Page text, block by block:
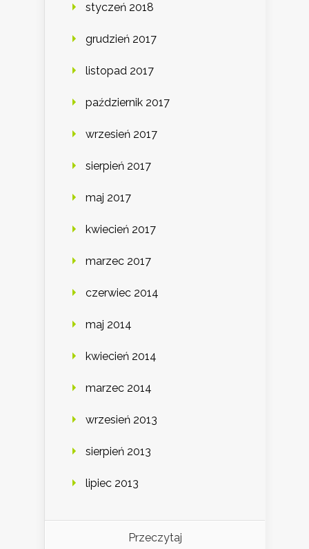
styczeń 2018
grudzień 2017
listopad 2017
październik 2017
wrzesień 2017
sierpień 2017
maj 2017
kwiecień 2017
marzec 2017
czerwiec 2014
maj 2014
kwiecień 2014
marzec 2014
wrzesień 2013
sierpień 2013
lipiec 2013
Przeczytaj